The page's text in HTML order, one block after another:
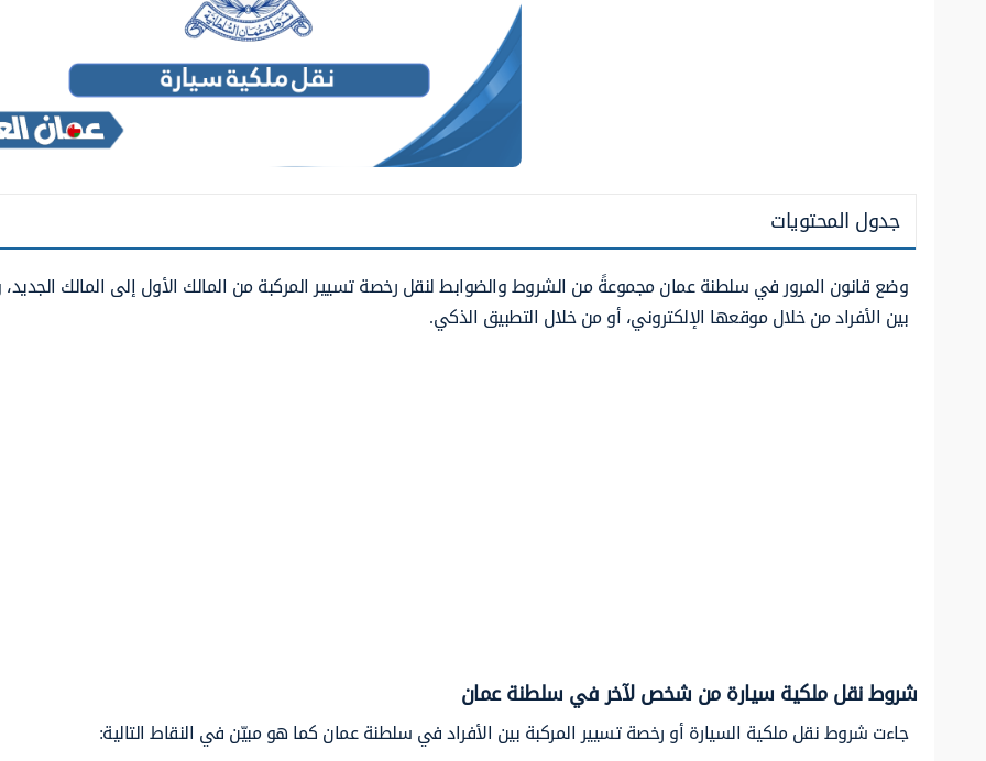
جدول المحتويات
وضع قانون المرور في سلطنة عمان مجموعةً من الشروط والضوابط لنقل رخصة تسيير المركبة من المالك الأول إلى المالك
بين الأفراد من خلال موقعها الإلكتروني، أو من خلال التطبيق الذكي.
شروط نقل ملكية سيارة من شخص لآخر في سلطنة عمان
جاءت شروط نقل ملكية السيارة أو رخصة تسيير المركبة بين الأفراد في سلطنة عمان كما هو مبيّن في النقاط التالية: